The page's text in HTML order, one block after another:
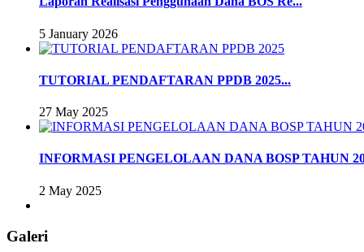
5 January 2026
TUTORIAL PENDAFTARAN PPDB 2025...
27 May 2025
INFORMASI PENGELOLAAN DANA BOSP TAHUN
2 May 2025
Galeri